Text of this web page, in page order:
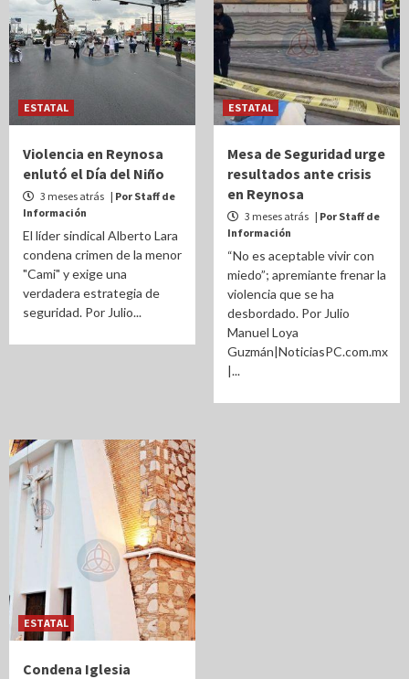
ESTATAL
Violencia en Reynosa
enlutó el Día del Niño
3 meses atrás | Por Staff de
Información
El líder sindical Alberto Lara
condena crimen de la menor
"Cami" y exige una
verdadera estrategia de
seguridad. Por Julio...
ESTATAL
Mesa de Seguridad urge
resultados ante crisis
en Reynosa
3 meses atrás | Por Staff de
Información
“No es aceptable vivir con
miedo”; apremiante frenar la
violencia que se ha
desbordado. Por Julio
Manuel Loya
Guzmán|NoticiasPC.com.mx
|...
ESTATAL
Condena Iglesia